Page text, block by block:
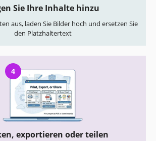
Sie Ihre Inhalte hinzu
aus, laden Sie Bilder hoch und ersetzen Sie
den Platzhaltertext
4
exportieren oder teilen